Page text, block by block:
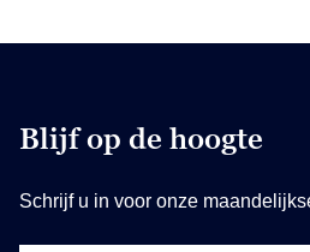
Blijf op de hoogte
Schrijf u in voor onze